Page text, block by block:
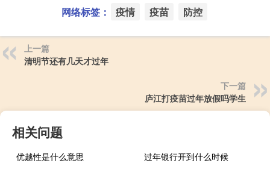
网络标签： 疫情 疫苗 防控
上一篇
清明节还有几天才过年
下一篇
庐江打疫苗过年放假吗学生
相关问题
优越性是什么意思
过年银行开到什么时候